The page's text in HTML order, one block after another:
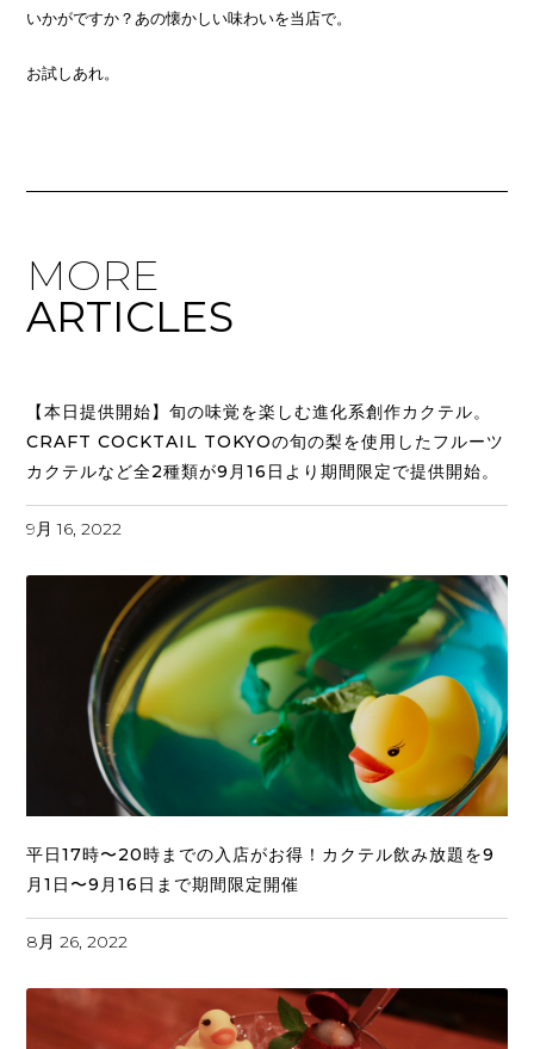
いかがですか？あの懐かしい味わいを当店で。
お試しあれ。
MORE
ARTICLES
【本日提供開始】旬の味覚を楽しむ進化系創作カクテル。
CRAFT COCKTAIL TOKYOの旬の梨を使用したフルーツ
カクテルなど全2種類が9月16日より期間限定で提供開始。
9月 16, 2022
平日17時〜20時までの入店がお得！カクテル飲み放題を9
月1日〜9月16日まで期間限定開催
8月 26, 2022